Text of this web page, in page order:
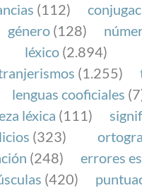
patrocinada por la
cuyo objetivo es
los medios de
(112)
género (128)
léxico (2.894)
(1.255)
lenguas cooficiales
léxica (111)
(323)
(248)
errores
(420)